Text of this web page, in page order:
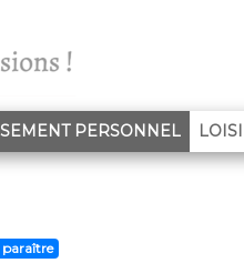
PERSONNEL
paraître